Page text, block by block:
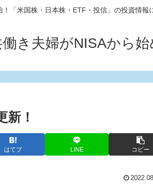
！「米国株・日本株・ETF・投信」の投資情報
働き夫婦がNISAから
新！
はてブ LINE コピー